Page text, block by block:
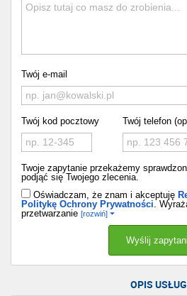
Twój e-mail
Twój kod pocztowy Twój telefon
Twoje zapytanie przekażemy
podjąć się Twojego zlecenia.
Oświadczam, że znam i akceptuję
Politykę Ochrony Prywatności .
przetwarzanie [rozwiń]
OPIS